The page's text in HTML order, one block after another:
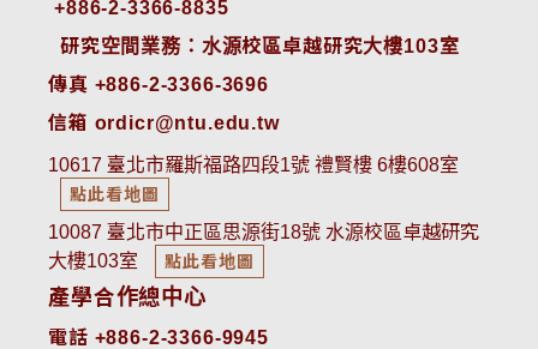
+886-2-3366-8835
研究空間業務：水源校區卓越研究大樓103室
傳真 +886-2-3366-3696
信箱 ordicr@ntu.edu.tw
10617 臺北市羅斯福路四段1號 禮賢樓 6樓608室
點此看地圖
10087 臺北市中正區思源街18號 水源校區卓越研究
大樓103室
點此看地圖
產學合作總中心
電話 +886-2-3366-9945